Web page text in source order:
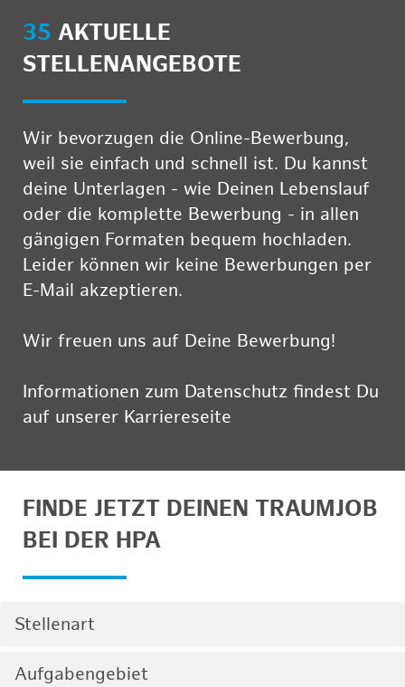
35 AKTUELLE
STELLENANGEBOTE
Wir bevorzugen die Online-Bewerbung,
weil sie einfach und schnell ist. Du kannst
deine Unterlagen - wie Deinen Lebenslauf
oder die komplette Bewerbung - in allen
gängigen Formaten bequem hochladen.
Leider können wir keine Bewerbungen per
E-Mail akzeptieren.
Wir freuen uns auf Deine Bewerbung!
Informationen zum Datenschutz findest Du
auf unserer Karriereseite
FINDE JETZT DEINEN TRAUMJOB
BEI DER HPA
Stellenart
Aufgabengebiet